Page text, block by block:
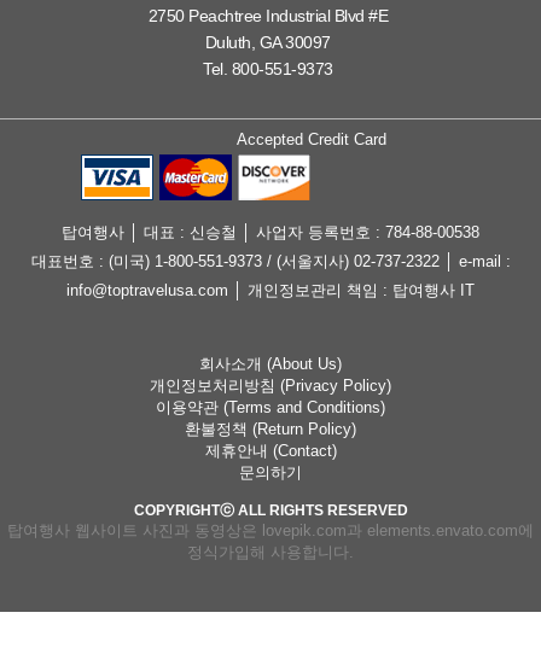
2750 Peachtree Industrial Blvd #E
Duluth, GA 30097
Tel. 800-551-9373
Accepted Credit Card
탑여행사 │ 대표 : 신승철 │ 사업자 등록번호 : 784-88-00538
대표번호 : (미국) 1-800-551-9373 / (서울지사) 02-737-2322 │ e-mail :
info@toptravelusa.com │ 개인정보관리 책임 : 탑여행사 IT
회사소개 (About Us)
개인정보처리방침 (Privacy Policy)
이용약관 (Terms and Conditions)
환불정책 (Return Policy)
제휴안내 (Contact)
문의하기
COPYRIGHTⓒ ALL RIGHTS RESERVED
탑여행사 웹사이트 사진과 동영상은 lovepik.com과 elements.envato.com에
정식가입해 사용합니다.